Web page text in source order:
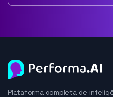
Plataforma completa de